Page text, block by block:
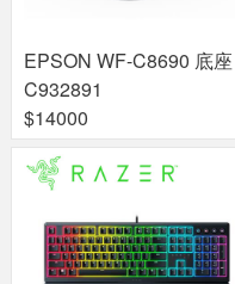
EPSON WF-C8690 底座
C932891
$14000